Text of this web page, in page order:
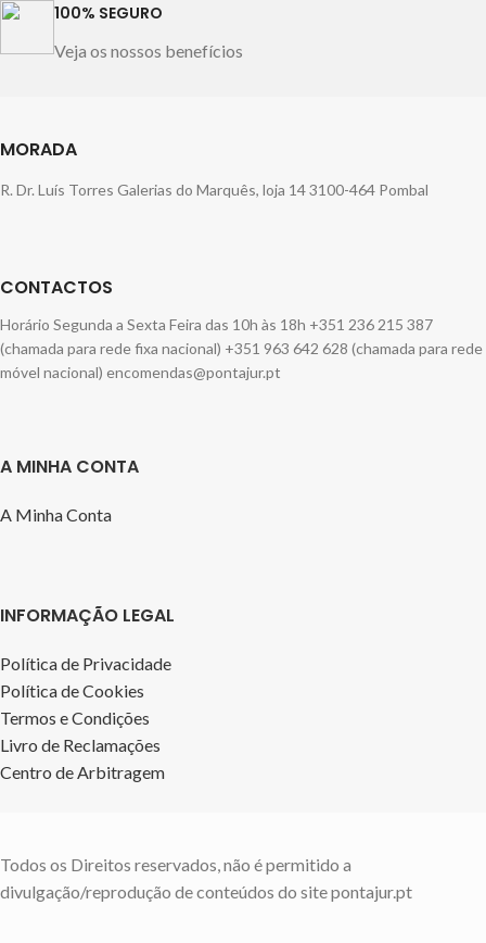
100% SEGURO
Veja os nossos benefícios
MORADA
R. Dr. Luís Torres Galerias do Marquês, loja 14 3100-464 Pombal
CONTACTOS
Horário Segunda a Sexta Feira das 10h às 18h +351 236 215 387
(chamada para rede fixa nacional) +351 963 642 628 (chamada para rede
móvel nacional) encomendas@pontajur.pt
A MINHA CONTA
A Minha Conta
INFORMAÇÃO LEGAL
Política de Privacidade
Política de Cookies
Termos e Condições
Livro de Reclamações
Centro de Arbitragem
Todos os Direitos reservados, não é permitido a
divulgação/reprodução de conteúdos do site pontajur.pt